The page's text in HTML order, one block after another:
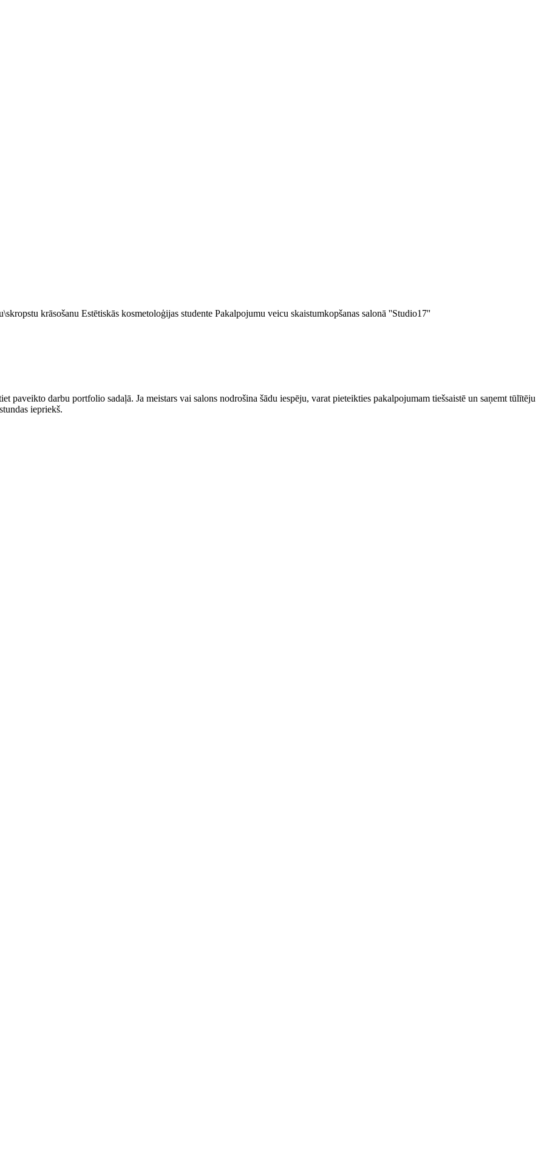
krāsošanu Estētiskās kosmetoloģijas studente Pakalpojumu veicu skaistumkopšanas salonā ''Studio17''
paveikto darbu portfolio sadaļā. Ja meistars vai salons nodrošina šādu iespēju, varat pieteikties pakalpojumam tiešsaistē un saņemt tūlītēju
iepriekš.